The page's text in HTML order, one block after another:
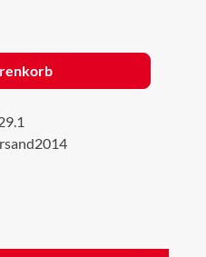
den gewünschten